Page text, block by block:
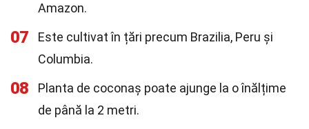
Amazon.
07
Este cultivat în țări precum Brazilia, Peru și
Columbia.
08
Planta de coconaș poate ajunge la o înălțime
de până la 2 metri.